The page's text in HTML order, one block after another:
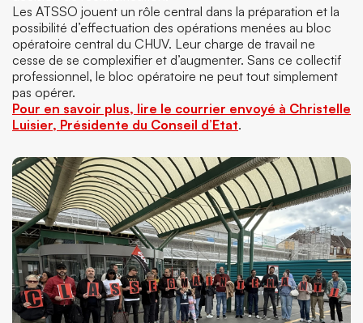
Les ATSSO jouent un rôle central dans la préparation et la
possibilité d’effectuation des opérations menées au bloc
opératoire central du CHUV. Leur charge de travail ne
cesse de se complexifier et d’augmenter. Sans ce collectif
professionnel, le bloc opératoire ne peut tout simplement
pas opérer.
Pour en savoir plus, lire le courrier envoyé à Christelle
Luisier, Présidente du Conseil d’Etat.